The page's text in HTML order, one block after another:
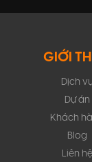
GIỚI
Dịch vụ
Dự án
Khách
Blog
Liên hệ